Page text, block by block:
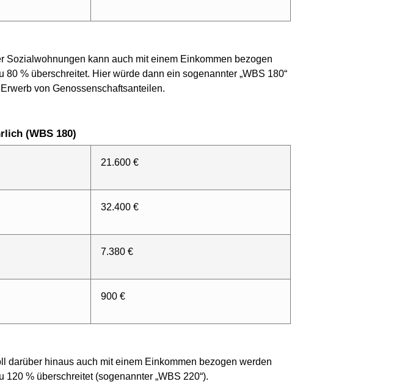
Sozialwohnungen kann auch mit einem Einkommen bezogen
% überschreitet. Hier würde dann ein sogenannter „WBS 180“
von Genossenschaftsanteilen.
(WBS 180)
21.600 €
32.400 €
7.380 €
900 €
darüber hinaus auch mit einem Einkommen bezogen werden
% überschreitet (sogenannter „WBS 220“).